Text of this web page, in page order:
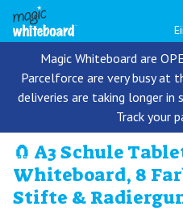
Magic Whiteboard are
Parcelforce are very busy at
deliveries are taking longer in
Track your
🧲 A3 Schule
Whiteboard, 8
Stifte &